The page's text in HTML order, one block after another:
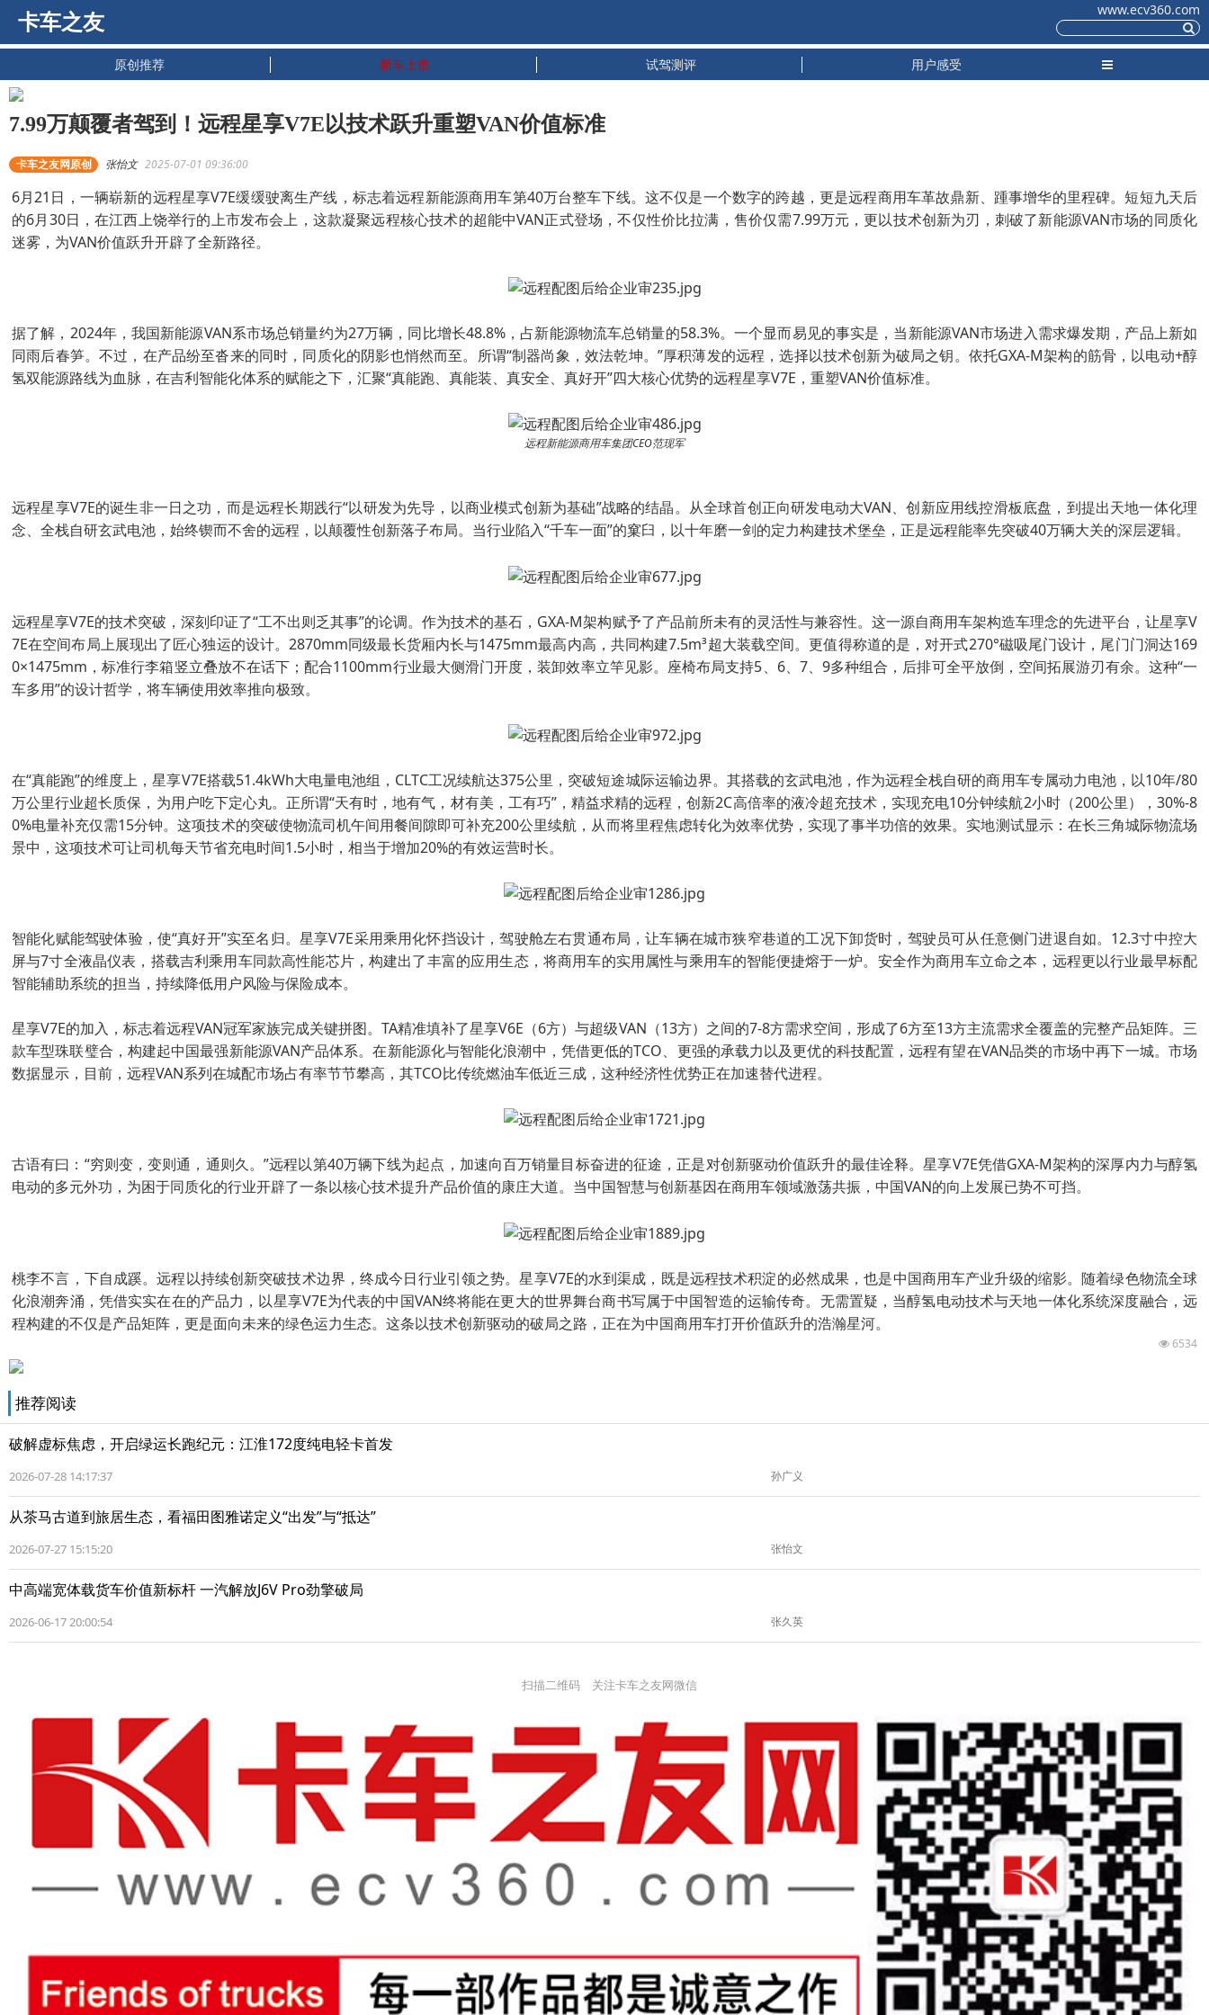
卡车之友
www.ecv360.com
原创推荐 新车上市 试驾测评 用户感受
7.99万颠覆者驾到！远程星享V7E以技术跃升重塑VAN价值标准
卡车之友网原创 张怡文 2025-07-01 09:36:00
6月21日，一辆崭新的远程星享V7E缓缓驶离生产线，标志着远程新能源商用车第40万台整车下线。这不仅是一个数字的跨越，更是远程商用车革故鼎新、踵事增华的里程碑。短短九天后
的6月30日，在江西上饶举行的上市发布会上，这款凝聚远程核心技术的超能中VAN正式登场，不仅性价比拉满，售价仅需7.99万元，更以技术创新为刃，刺破了新能源VAN市场的同质化
迷雾，为VAN价值跃升开辟了全新路径。
据了解，2024年，我国新能源VAN系市场总销量约为27万辆‌，同比增长48.8%，占新能源物流车总销量的58.3%‌。一个显而易见的事实是，当新能源VAN市场进入需求爆发期，产品上新如
同雨后春笋。不过，在产品纷至沓来的同时，同质化的阴影也悄然而至。所谓“制器尚象，效法乾坤。”厚积薄发的远程，选择以技术创新为破局之钥。依托GXA-M架构的筋骨，以电动+醇
氢双能源路线为血脉，在吉利智能化体系的赋能之下，汇聚“真能跑、真能装、真安全、真好开”四大核心优势的远程星享V7E，重塑VAN价值标准。
远程新能源商用车集团CEO范现军
远程星享V7E的诞生非一日之功，而是远程长期践行“以研发为先导，以商业模式创新为基础”战略的结晶。从全球首创正向研发电动大VAN、创新应用线控滑板底盘，到提出天地一体化理
念、全栈自研玄武电池，始终锲而不舍的远程，以颠覆性创新落子布局。当行业陷入“千车一面”的窠臼，以十年磨一剑的定力构建技术堡垒，正是远程能率先突破40万辆大关的深层逻辑。
远程星享V7E的技术突破，深刻印证了“工不出则乏其事”的论调。作为技术的基石，GXA-M架构赋予了产品前所未有的灵活性与兼容性。这一源自商用车架构造车理念的先进平台，让星享V
7E在空间布局上展现出了匠心独运的设计。2870mm同级最长货厢内长与1475mm最高内高，共同构建7.5m³超大装载空间。更值得称道的是，对开式270°磁吸尾门设计，尾门门洞达169
0×1475mm，标准行李箱竖立叠放不在话下；配合1100mm行业最大侧滑门开度，装卸效率立竿见影。座椅布局支持5、6、7、9多种组合，后排可全平放倒，空间拓展游刃有余。这种“一
车多用”的设计哲学，将车辆使用效率推向极致。
在“真能跑”的维度上，星享V7E搭载51.4kWh大电量电池组，CLTC工况续航达375公里，突破短途城际运输边界。其搭载的玄武电池，作为远程全栈自研的商用车专属动力电池，以10年/80
万公里行业超长质保，为用户吃下定心丸。正所谓“天有时，地有气，材有美，工有巧”，精益求精的远程，创新2C高倍率的液冷超充技术，实现充电10分钟续航2小时（200公里），30%-8
0%电量补充仅需15分钟。这项技术的突破使物流司机午间用餐间隙即可补充200公里续航，从而将里程焦虑转化为效率优势，实现了事半功倍的效果。实地测试显示：在长三角城际物流场
景中，这项技术可让司机每天节省充电时间1.5小时，相当于增加20%的有效运营时长。
智能化赋能驾驶体验，使“真好开”实至名归。星享V7E采用乘用化怀挡设计，驾驶舱左右贯通布局，让车辆在城市狭窄巷道的工况下卸货时，驾驶员可从任意侧门进退自如。12.3寸中控大
屏与7寸全液晶仪表，搭载吉利乘用车同款高性能芯片，构建出了丰富的应用生态，将商用车的实用属性与乘用车的智能便捷熔于一炉。安全作为商用车立命之本，远程更以行业最早标配
智能辅助系统的担当，持续降低用户风险与保险成本。
星享V7E的加入，标志着远程VAN冠军家族完成关键拼图。TA精准填补了星享V6E（6方）与超级VAN（13方）之间的7-8方需求空间，形成了6方至13方主流需求全覆盖的完整产品矩阵。三
款车型珠联璧合，构建起中国最强新能源VAN产品体系。在新能源化与智能化浪潮中，凭借更低的TCO、更强的承载力以及更优的科技配置，远程有望在VAN品类的市场中再下一城。市场
数据显示，目前，远程VAN系列在城配市场占有率节节攀高，其TCO比传统燃油车低近三成，这种经济性优势正在加速替代进程。
古语有曰：“穷则变，变则通，通则久。”远程以第40万辆下线为起点，加速向百万销量目标奋进的征途，正是对创新驱动价值跃升的最佳诠释。星享V7E凭借GXA-M架构的深厚内力与醇氢
电动的多元外功，为困于同质化的行业开辟了一条以核心技术提升产品价值的康庄大道。当中国智慧与创新基因在商用车领域激荡共振，中国VAN的向上发展已势不可挡。
桃李不言，下自成蹊。远程以持续创新突破技术边界，终成今日行业引领之势。星享V7E的水到渠成，既是远程技术积淀的必然成果，也是中国商用车产业升级的缩影。随着绿色物流全球
化浪潮奔涌，凭借实实在在的产品力，以星享V7E为代表的中国VAN终将能在更大的世界舞台商书写属于中国智造的运输传奇。无需置疑，当醇氢电动技术与天地一体化系统深度融合，远
程构建的不仅是产品矩阵，更是面向未来的绿色运力生态。这条以技术创新驱动的破局之路，正在为中国商用车打开价值跃升的浩瀚星河。
6534
推荐阅读
破解虚标焦虑，开启绿运长跑纪元：江淮172度纯电轻卡首发
2026-07-28 14:17:37 孙广义
从茶马古道到旅居生态，看福田图雅诺定义“出发”与“抵达”
2026-07-27 15:15:20 张怡文
中高端宽体载货车价值新标杆 一汽解放J6V Pro劲擎破局
2026-06-17 20:00:54 张久英
扫描二维码 关注卡车之友网微信